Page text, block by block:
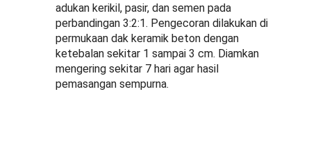
adukan kerikil, pasir, dan semen pada
perbandingan 3:2:1. Pengecoran dilakukan di
permukaan dak keramik beton dengan
ketebalan sekitar 1 sampai 3 cm. Diamkan
mengering sekitar 7 hari agar hasil
pemasangan sempurna.